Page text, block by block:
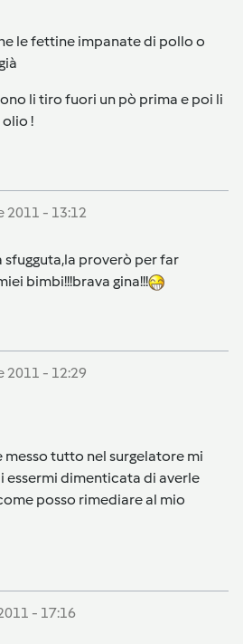
le fettine impanate di pollo o
li tiro fuori un pò prima e poi li
!
2011 - 13:12
proverò per far
bimbi!!!brava gina!!!
2011 - 12:29
tutto nel surgelatore mi
essermi dimenticata di averle
posso rimediare al mio
- 17:16